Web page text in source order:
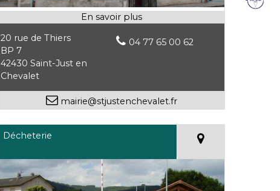
20 rue de Thiers
BP 7
42430 Saint-Just en
Chevalet
04 77 65 00 62
mairie@stjustenchevalet.fr
Décheterie